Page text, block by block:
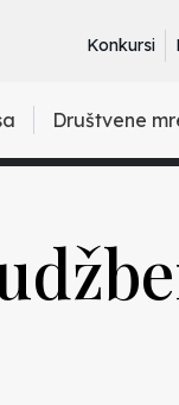
Konkursi
Društvene